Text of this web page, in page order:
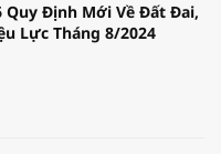
Quy Định Mới Về Đất Đai,
Lực Tháng 8/2024